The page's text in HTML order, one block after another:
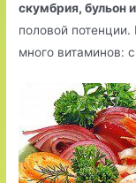
скумбрия, бульон
половой
много витаминов: